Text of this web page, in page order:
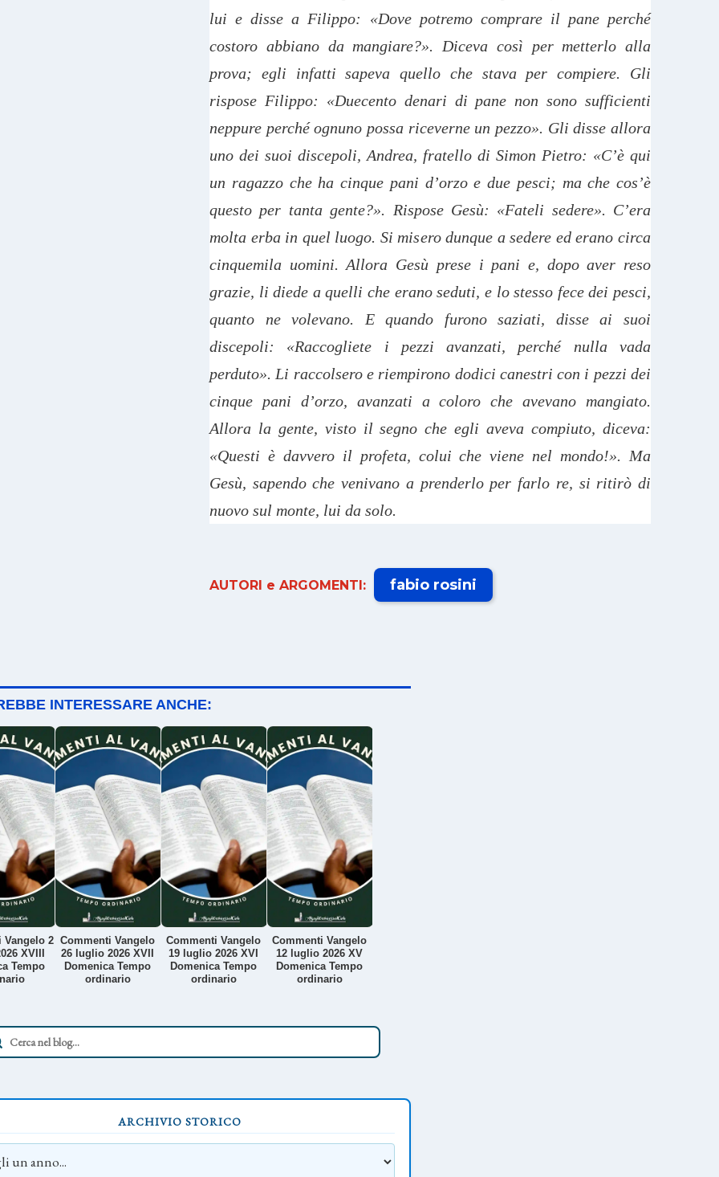
lui e disse a Filippo: «Dove potremo comprare il pane perché
costoro abbiano da mangiare?». Diceva così per metterlo alla
prova; egli infatti sapeva quello che stava per compiere. Gli
rispose Filippo: «Duecento denari di pane non sono sufficienti
neppure perché ognuno possa riceverne un pezzo». Gli disse allora
uno dei suoi discepoli, Andrea, fratello di Simon Pietro: «C’è qui
un ragazzo che ha cinque pani d’orzo e due pesci; ma che cos’è
questo per tanta gente?». Rispose Gesù: «Fateli sedere». C’era
molta erba in quel luogo. Si misero dunque a sedere ed erano circa
cinquemila uomini. Allora Gesù prese i pani e, dopo aver reso
grazie, li diede a quelli che erano seduti, e lo stesso fece dei pesci,
quanto ne volevano. E quando furono saziati, disse ai suoi
discepoli: «Raccogliete i pezzi avanzati, perché nulla vada
perduto». Li raccolsero e riempirono dodici canestri con i pezzi dei
cinque pani d’orzo, avanzati a coloro che avevano mangiato.
Allora la gente, visto il segno che egli aveva compiuto, diceva:
«Questi è davvero il profeta, colui che viene nel mondo!». Ma
Gesù, sapendo che venivano a prenderlo per farlo re, si ritirò di
nuovo sul monte, lui da solo.
AUTORI e ARGOMENTI: fabio rosini
INTERESSARE ANCHE:
Vangelo 2
XVIII
Tempo
Commenti Vangelo
26 luglio 2026 XVII
Domenica Tempo
ordinario
Commenti Vangelo
19 luglio 2026 XVI
Domenica Tempo
ordinario
Commenti Vangelo
12 luglio 2026 XV
Domenica Tempo
ordinario
ARCHIVIO STORICO